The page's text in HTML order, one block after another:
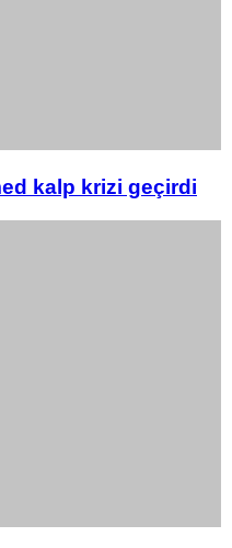
kalp krizi geçirdi